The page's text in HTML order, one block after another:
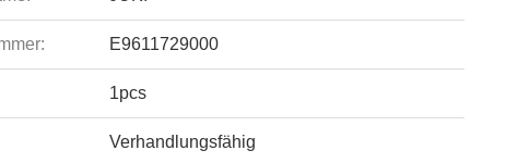
E9611729000
1pcs
Verhandlungsfähig